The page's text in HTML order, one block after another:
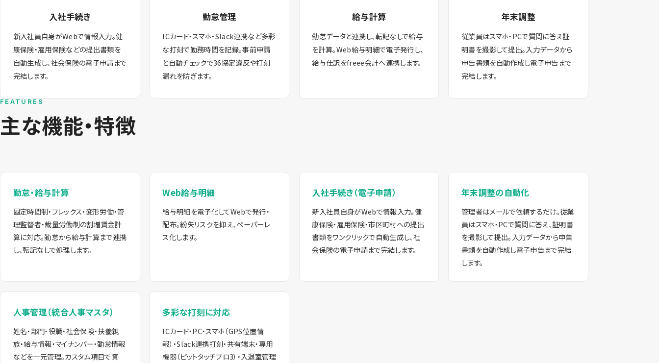
入社手続き
新入社員自身がWebで情報入力。健
康保険・雇用保険などの提出書類を
自動生成し、社会保険の電子申請まで
完結します。
勤怠管理
ICカード・スマホ・Slack連携など多彩
な打刻で勤務時間を記録。事前申請
と自動チェックで36協定違反や打刻
漏れを防ぎます。
給与計算
勤怠データと連携し、転記なしで給与
を計算。Web給与明細で電子発行し、
給与仕訳をfreee会計へ連携します。
年末調整
従業員はスマホ・PCで質問に答え証
明書を撮影して提出。入力データから
申告書類を自動作成し電子申告まで
完結します。
FEATURES
主な機能・特徴
勤怠・給与計算
固定時間制・フレックス・変形労働・管
理監督者・裁量労働制の割増賃金計
算に対応。勤怠から給与計算まで連携
し、転記なしで処理します。
Web給与明細
給与明細を電子化してWebで発行・
配布。紛失リスクを抑え、ペーパーレ
ス化します。
入社手続き（電子申請）
新入社員自身がWebで情報入力。健
康保険・雇用保険・市区町村への提出
書類をワンクリックで自動生成し、社
会保険の電子申請まで完結します。
年末調整の自動化
管理者はメールで依頼するだけ。従業
員はスマホ・PCで質問に答え、証明書
を撮影して提出。入力データから申告
書類を自動作成し電子申告まで完結
します。
人事管理（統合人事マスタ）
姓名・部門・役職・社会保険・扶養親
族・給与情報・マイナンバー・勤怠情報
などを一元管理。カスタム項目で資
多彩な打刻に対応
ICカード・PC・スマホ（GPS位置情
報）・Slack連携打刻・共有端末・専用
機器（ピットタッチプロ3）・入退室管理